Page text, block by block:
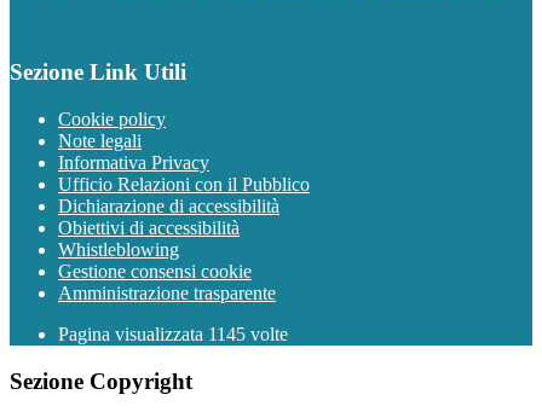
Sezione Link Utili
Cookie policy
Note legali
Informativa Privacy
Ufficio Relazioni con il Pubblico
Dichiarazione di accessibilità
Obiettivi di accessibilità
Whistleblowing
Gestione consensi cookie
Amministrazione trasparente
Pagina visualizzata 1145 volte
Sezione Copyright